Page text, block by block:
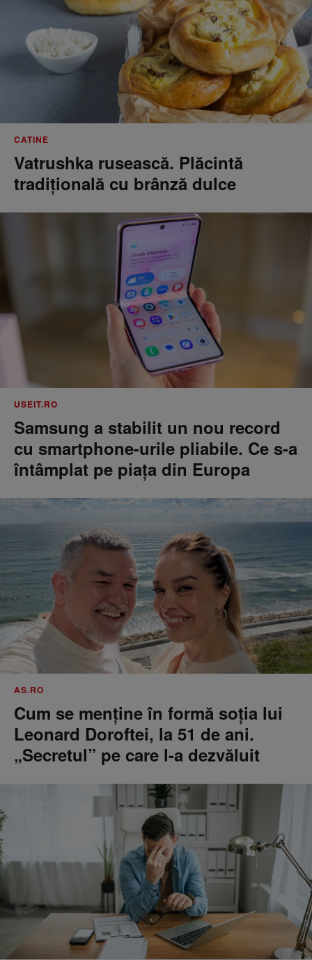
CATINE
Vatrushka rusească. Plăcintă
tradițională cu brânză dulce
USEIT.RO
Samsung a stabilit un nou record
cu smartphone-urile pliabile. Ce s-a
întâmplat pe piața din Europa
AS.RO
Cum se menţine în formă soţia lui
Leonard Doroftei, la 51 de ani.
„Secretul” pe care l-a dezvăluit